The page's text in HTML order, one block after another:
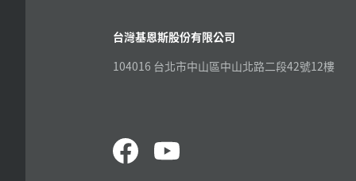
台灣基恩斯股份有限公司
104016 台北市中山區中山北路二段42號12樓